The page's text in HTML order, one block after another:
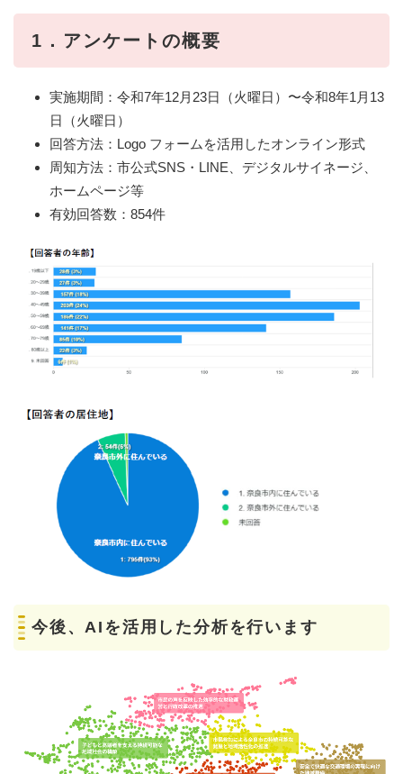
1．アンケートの概要
実施期間：令和7年12月23日（火曜日）〜令和8年1月13
日（火曜日）
回答方法：Logo フォームを活用したオンライン形式
周知方法：市公式SNS・LINE、デジタルサイネージ、
ホームページ等
有効回答数：854件
今後、AIを活用した分析を行います